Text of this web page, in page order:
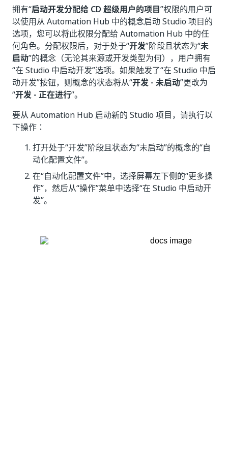
拥有“启动开发分配给 CD 超级用户的项目”权限的用户可
以使用从 Automation Hub 中的概念启动 Studio 项目的
选项，您可以将此权限分配给 Automation Hub 中的任
何角色。分配权限后，对于处于“开发”阶段且状态为“未
启动”的概念（无论其来源或开发类型为何），用户拥有
“在 Studio 中启动开发”选项。如果触发了“在 Studio 中启
动开发”按钮，则概念的状态将从“开发 - 未启动”更改为
“开发 - 正在进行”。
要从 Automation Hub 启动新的 Studio 项目，请执行以
下操作：
打开处于“开发”阶段且状态为“未启动”的概念的“自
动化配置文件”。
在“自动化配置文件”中，选择屏幕左下侧的“更多操
作”，然后从“操作”菜单中选择“在 Studio 中启动开
发”。